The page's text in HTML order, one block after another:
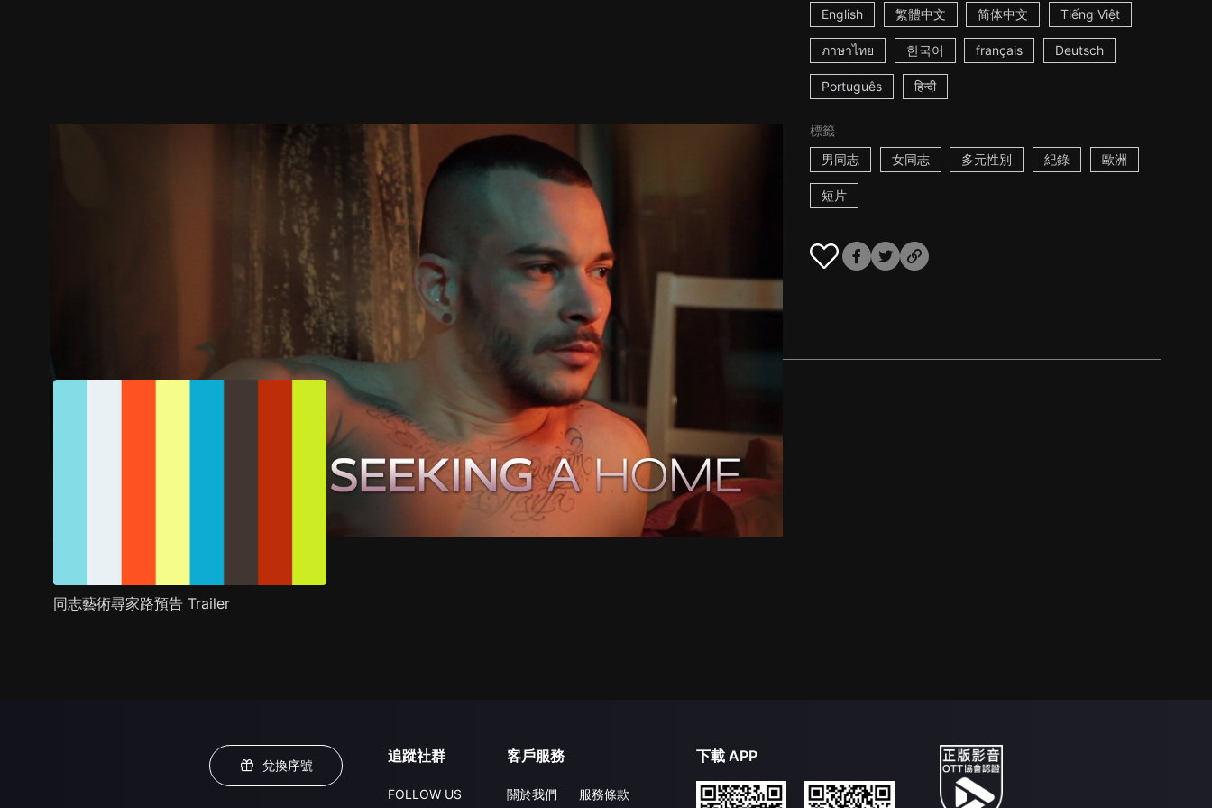
English 繁體中文 简体中文 Tiếng Việt
ภาษาไทย 한국어 français Deutsch
Português हिन्दी
標籤
男同志
女同志 多元性別 紀錄 歐洲
短片
劇情介紹
同志藝術尋家路預告 Trailer
兌換序號
追蹤社群
FOLLOW US
客戶服務
關於我們 服務條款
下載 APP